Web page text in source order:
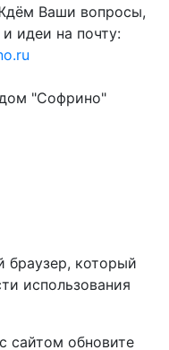
Ваши вопросы,
идеи на почту:
"Софрино"
браузер, который
использования
сайтом обновите